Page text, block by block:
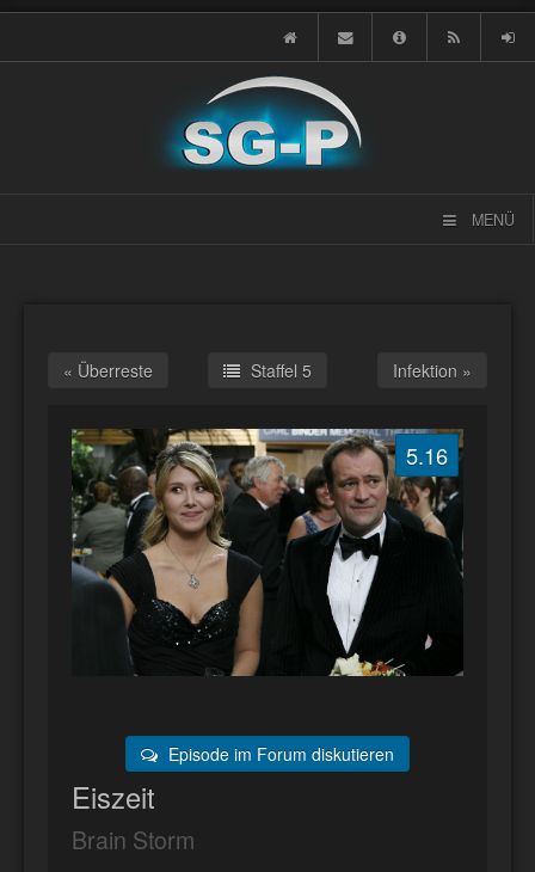
MENÜ
« Überreste Staffel 5 Infektion »
5.16
Episode im Forum diskutieren
Eiszeit
Brain Storm